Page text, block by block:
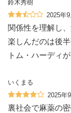
鈴木秀樹
2025年9
関係性を理解し
楽しんだのは後
トム・ハーディ
いくまる
2025年
裏社会で麻薬の